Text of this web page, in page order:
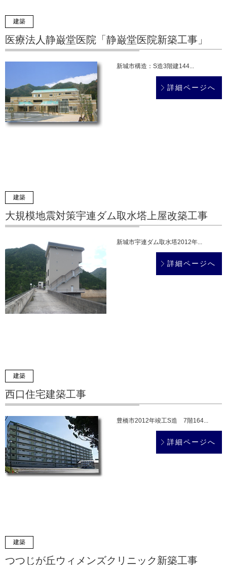
建築
医療法人静巌堂医院「静巌堂医院新築工事」
新城市構造：S造3階建144...
詳細ページへ
建築
大規模地震対策宇連ダム取水塔上屋改築工事
新城市宇連ダム取水塔2012年...
詳細ページへ
建築
西口住宅建築工事
豊橋市2012年竣工S造 7階164...
詳細ページへ
建築
つつじが丘ウィメンズクリニック新築工事